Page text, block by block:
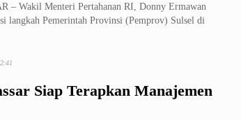
– Wakil Menteri Pertahanan RI, Donny Ermawan
langkah Pemerintah Provinsi (Pemprov) Sulsel di
Siap Terapkan Manajemen